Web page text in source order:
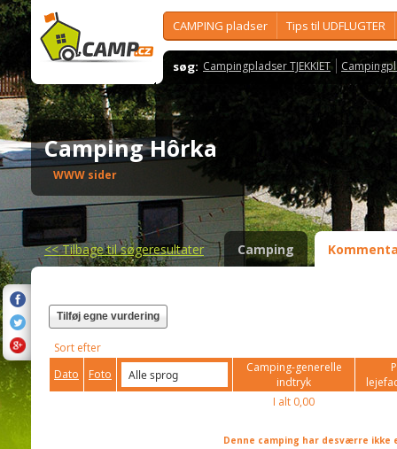
CAMPING pladser Tips til UDFLUGTER
søg: Campingpladser TJEKKIET
Camping Hôrka
WWW sider
<<Tilbage til søgeresultater Camping
Tilføj egne vurdering
Sort efter
Dato
Foto
Camping-generelle
indtryk
I alt 0,00
Denne camping har desværre